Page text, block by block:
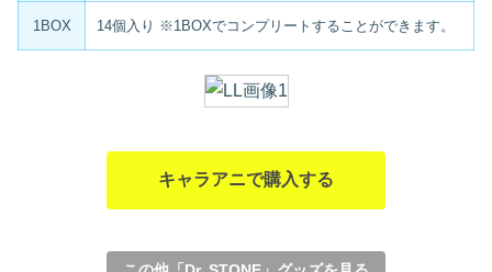
1BOX 14個入り ※1BOXでコンプリートすることができます。
キャラアニで購入する